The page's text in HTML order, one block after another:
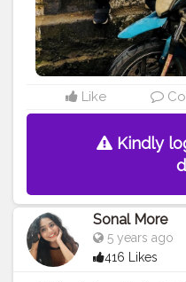
Like
Kindly
Sonal More
5 years ago
416 Likes